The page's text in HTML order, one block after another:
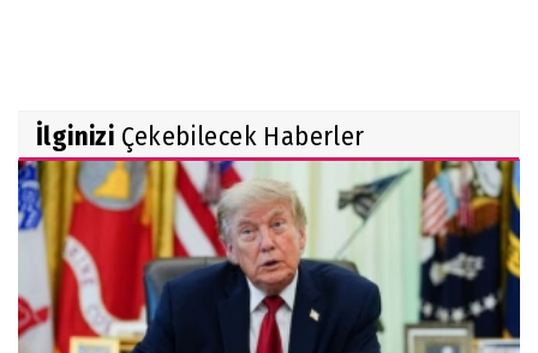
İlginizi Çekebilecek Haberler